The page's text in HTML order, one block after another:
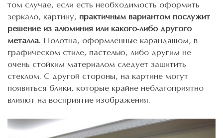
том случае, если есть необходимость оформить
зеркало, картину, практичным вариантом послужит
решение из алюминия или какого-либо другого
металла. Полотна, оформленные карандашом, в
графическом стиле, пастелью, либо другим не
очень стойким материалом следует защитить
стеклом. С другой стороны, на картине могут
появиться блики, которые крайне неблагоприятно
влияют на восприятие изображения.